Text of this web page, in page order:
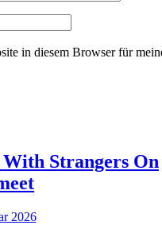
in diesem Browser für
Strangers On
Random
202612.